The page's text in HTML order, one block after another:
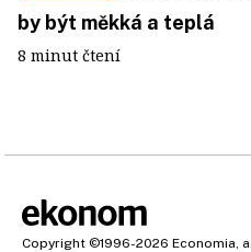
by být měkká a teplá
8 minut čtení
Copyright ©1996-2026 Economia,